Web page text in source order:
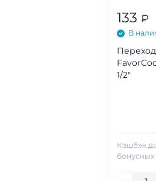
133 ₽
В
1/2"
Кэшбэк